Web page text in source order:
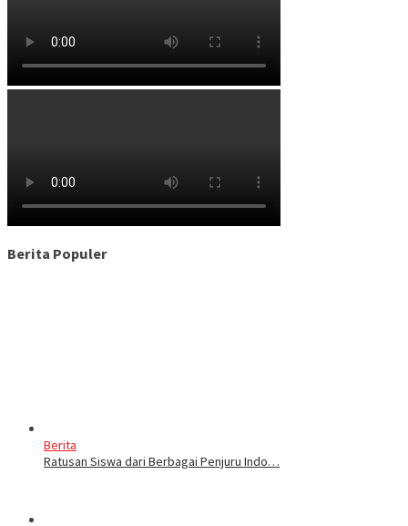
Berita Populer
Berita
Ratusan Siswa dari Berbagai Penjuru Indo…